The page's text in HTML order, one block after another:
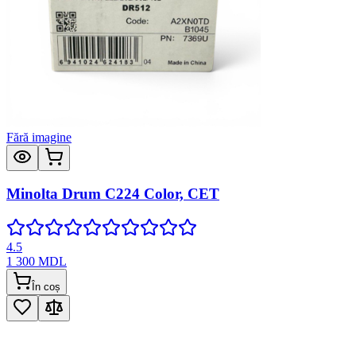
Fără imagine
Minolta Drum C224 Color, CET
4.5
1 300 MDL
În coș